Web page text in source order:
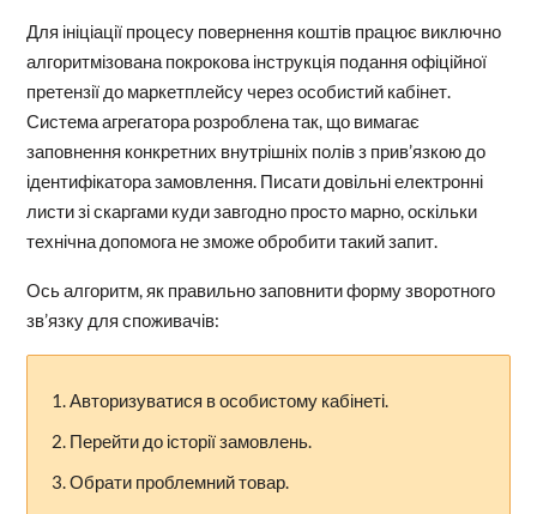
Для ініціації процесу повернення коштів працює виключно
алгоритмізована покрокова інструкція подання офіційної
претензії до маркетплейсу через особистий кабінет.
Система агрегатора розроблена так, що вимагає
заповнення конкретних внутрішніх полів з прив’язкою до
ідентифікатора замовлення. Писати довільні електронні
листи зі скаргами куди завгодно просто марно, оскільки
технічна допомога не зможе обробити такий запит.
Ось алгоритм, як правильно заповнити форму зворотного
зв’язку для споживачів:
Авторизуватися в особистому кабінеті.
Перейти до історії замовлень.
Обрати проблемний товар.